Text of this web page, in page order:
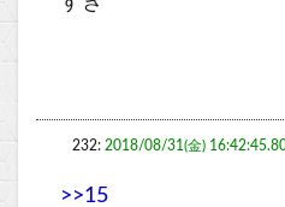
232: 2018/08/31(金)
>>15